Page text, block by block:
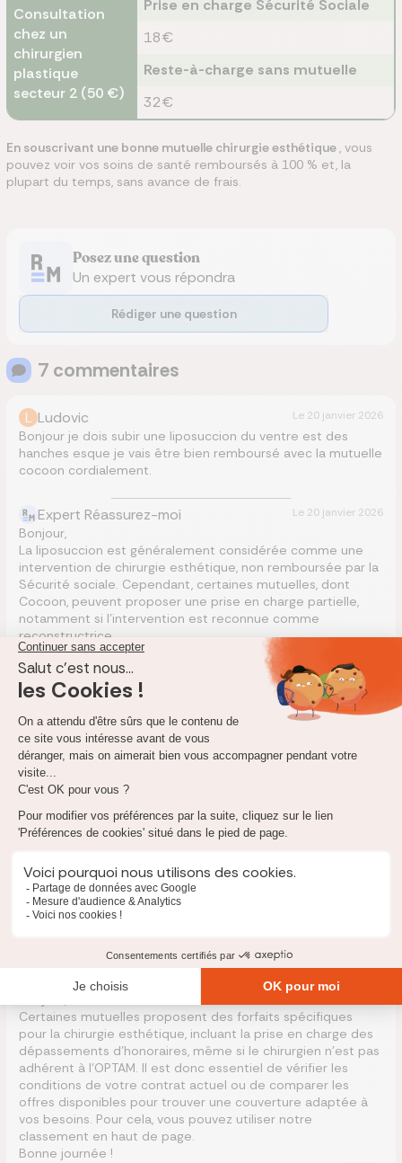
Consultation
chez un
chirurgien
plastique
secteur 2 (50 €)
Prise en charge Sécurité Sociale
18€
Reste-à-charge sans mutuelle
32€
En souscrivant une bonne mutuelle chirurgie esthétique , vous
pouvez voir vos soins de santé remboursés à 100 % et, la
plupart du temps, sans avance de frais.
Posez une question
Un expert vous répondra
Rédiger une question
7 commentaires
L Ludovic Le 20 janvier 2026
Bonjour je dois subir une liposuccion du ventre est des
hanches esque je vais être bien remboursé avec la mutuelle
cocoon cordialement.
Expert Réassurez-moi Le 20 janvier 2026
Bonjour,
La liposuccion est généralement considérée comme une
intervention de chirurgie esthétique, non remboursée par la
Sécurité sociale. Cependant, certaines mutuelles, dont
Cocoon, peuvent proposer une prise en charge partielle,
notamment si l’intervention est reconnue comme
reconstructrice.
Pour connaître précisément le niveau de remboursement
de votre contrat Cocoon, je vous recommande de consulter
les conditions générales de votre mutuelle.
Si votre couverture actuelle ne répond pas à vos attentes,
n’hésitez pas à comparer différentes offres pour trouver
une mutuelle adaptée à vos besoins spécifiques :
comparateur gratuit
Je vous souhaite une bonne journée et bon courage dans
vos démarches.
F Florence Le
Bonjour,
Je souhaiterais connaître les mutuelles prenant en charge
des dépassements d’honoraires de chirurgie esthétique
Expert Réassurez-moi Le 1 décembre 2025
Certaines mutuelles proposent des forfaits spécifiques
pour la chirurgie esthétique, incluant la prise en charge des
dépassements d’honoraires, même si le chirurgien n’est pas
adhérent à l’OPTAM. Il est donc essentiel de vérifier les
conditions de votre contrat actuel ou de comparer les
offres disponibles pour trouver une couverture adaptée à
vos besoins. Pour cela, vous pouvez utiliser notre
classement en haut de page.
Bonne journée !